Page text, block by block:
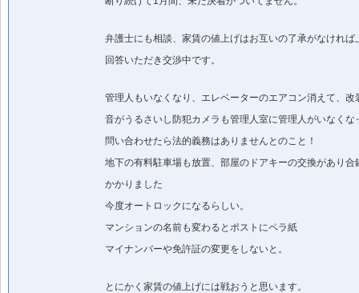
弁護士にも相談、家賃の値上げはお互いの了承がなければ
回答いただき交渉中です。
管理人もいなくなり、エレベーターのエアコン消えて、改
音がうるさいし防犯カメラも管理人室に管理人がいなくな
問い合わせたら法的義務はありませんとのこと！
地下の有料駐車場も放置、部屋のドアキーの交換があり合
かかりました
今度オートロックになるらしい。
マンションの名前も変わるとポストにペラ紙
マイナンバーや免許証の変更をしないと。
とにかく家賃の値上げには戦おうと思います。